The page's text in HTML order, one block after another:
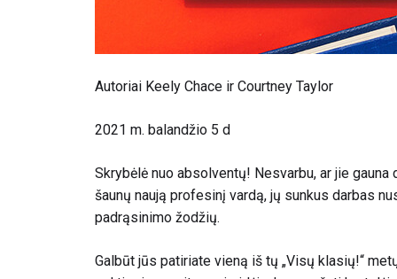
Autoriai Keely Chace ir Courtney Taylor
2021 m. balandžio 5 d
Skrybėlė nuo absolventų! Nesvarbu, ar jie
šaunų naują profesinį vardą, jų sunkus darbas
padrąsinimo žodžių.
Galbūt jūs patiriate vieną iš tų „Visų klasių!“